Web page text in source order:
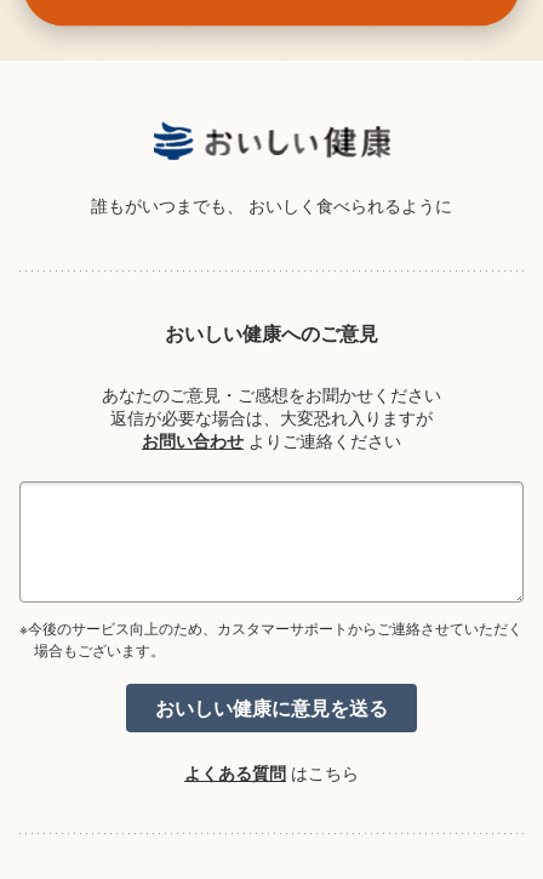
誰もがいつまでも、 おいしく食べられるように
おいしい健康へのご意見
あなたのご意見・ご感想をお聞かせください
返信が必要な場合は、大変恐れ入りますが
お問い合わせ よりご連絡ください
※今後のサービス向上のため、カスタマーサポートからご連絡させていただく
場合もございます。
よくある質問 はこちら